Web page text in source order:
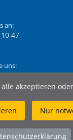
an:
47
uns:
construction.ch
akzeptieren
Nur